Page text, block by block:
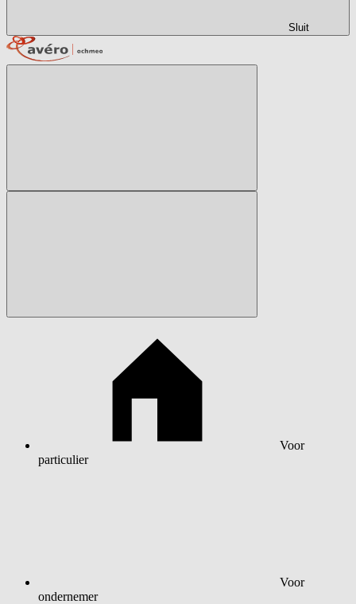
Sluit
Voor
particulier
Voor
ondernemer